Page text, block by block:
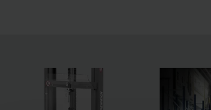
distingue per la notevole potenza,
efficienza energetica e le notevoli
reso più agevole grazie ai tre programmi